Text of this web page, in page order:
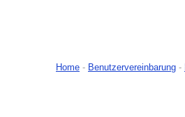
Home - Benutzervereinbarung -